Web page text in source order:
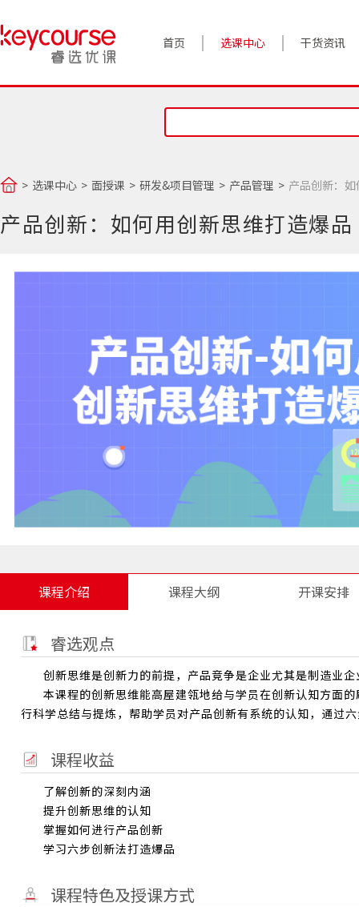
首页 选课中心 干货资讯
案例实践
对话高管
睿选视角
选课中心 面授课 研发&项目管理 产品管理 产品创新：
产品创新：如何用创新思维打造爆品
课程介绍 课程大纲 开课安排
睿选观点
创新思维是创新力的前提，产品竞争是企业尤其是制造业
本课程的创新思维能高屋建瓴地给与学员在创新认知方面
行科学总结与提炼，帮助学员对产品创新有系统的认知，通过
课程收益
了解创新的深刻内涵
提升创新思维的认知
掌握如何进行产品创新
学习六步创新法打造爆品
课程特色及授课方式